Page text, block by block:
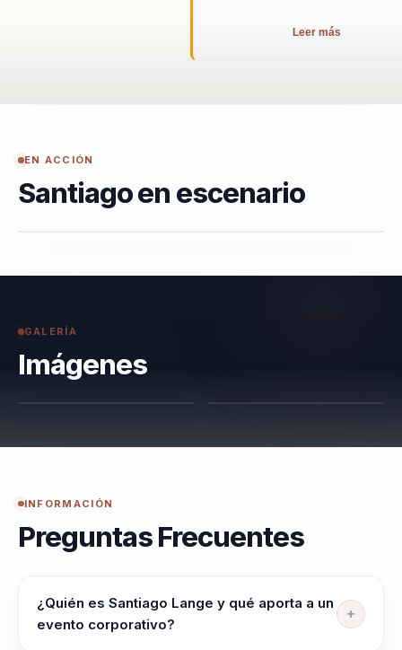
Leer más
EN ACCIÓN
Santiago en escenario
GALERÍA
Imágenes
INFORMACIÓN
Preguntas Frecuentes
¿Quién es Santiago Lange y qué aporta a un
evento corporativo?